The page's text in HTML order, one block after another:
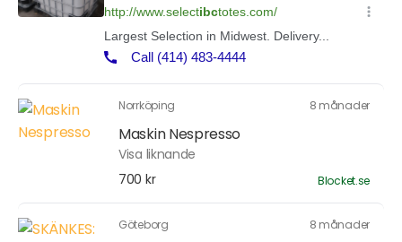
Norrköping 8 månader
Maskin Nespresso
Visa liknande
700 kr
Blocket.se
Göteborg 8 månader